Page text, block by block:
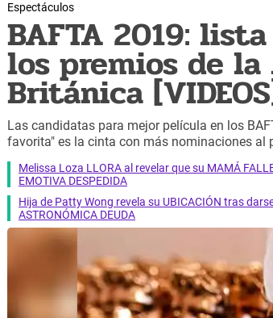
Espectáculos
BAFTA 2019:
los premios de la
Británica
Las candidatas para mejor película en los
favorita" es la cinta con más nominaciones al
Melissa Loza LLORA al revelar que su MAMÁ
EMOTIVA DESPEDIDA
Hija de Patty Wong revela su UBICACIÓN tras
ASTRONÓMICA DEUDA